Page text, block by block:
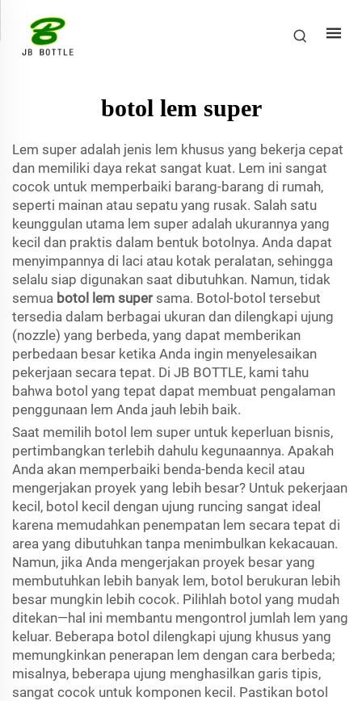
botol lem super
Lem super adalah jenis lem khusus yang bekerja cepat
dan memiliki daya rekat sangat kuat. Lem ini sangat
cocok untuk memperbaiki barang-barang di rumah,
seperti mainan atau sepatu yang rusak. Salah satu
keunggulan utama lem super adalah ukurannya yang
kecil dan praktis dalam bentuk botolnya. Anda dapat
menyimpannya di laci atau kotak peralatan, sehingga
selalu siap digunakan saat dibutuhkan. Namun, tidak
semua botol lem super sama. Botol-botol tersebut
tersedia dalam berbagai ukuran dan dilengkapi ujung
(nozzle) yang berbeda, yang dapat memberikan
perbedaan besar ketika Anda ingin menyelesaikan
pekerjaan secara tepat. Di JB BOTTLE, kami tahu
bahwa botol yang tepat dapat membuat pengalaman
penggunaan lem Anda jauh lebih baik.
Saat memilih botol lem super untuk keperluan bisnis,
pertimbangkan terlebih dahulu kegunaannya. Apakah
Anda akan memperbaiki benda-benda kecil atau
mengerjakan proyek yang lebih besar? Untuk pekerjaan
kecil, botol kecil dengan ujung runcing sangat ideal
karena memudahkan penempatan lem secara tepat di
area yang dibutuhkan tanpa menimbulkan kekacauan.
Namun, jika Anda mengerjakan proyek besar yang
membutuhkan lebih banyak lem, botol berukuran lebih
besar mungkin lebih cocok. Pilihlah botol yang mudah
ditekan—hal ini membantu mengontrol jumlah lem yang
keluar. Beberapa botol dilengkapi ujung khusus yang
memungkinkan penerapan lem dengan cara berbeda;
misalnya, beberapa ujung menghasilkan garis tipis,
sangat cocok untuk komponen kecil. Pastikan botol